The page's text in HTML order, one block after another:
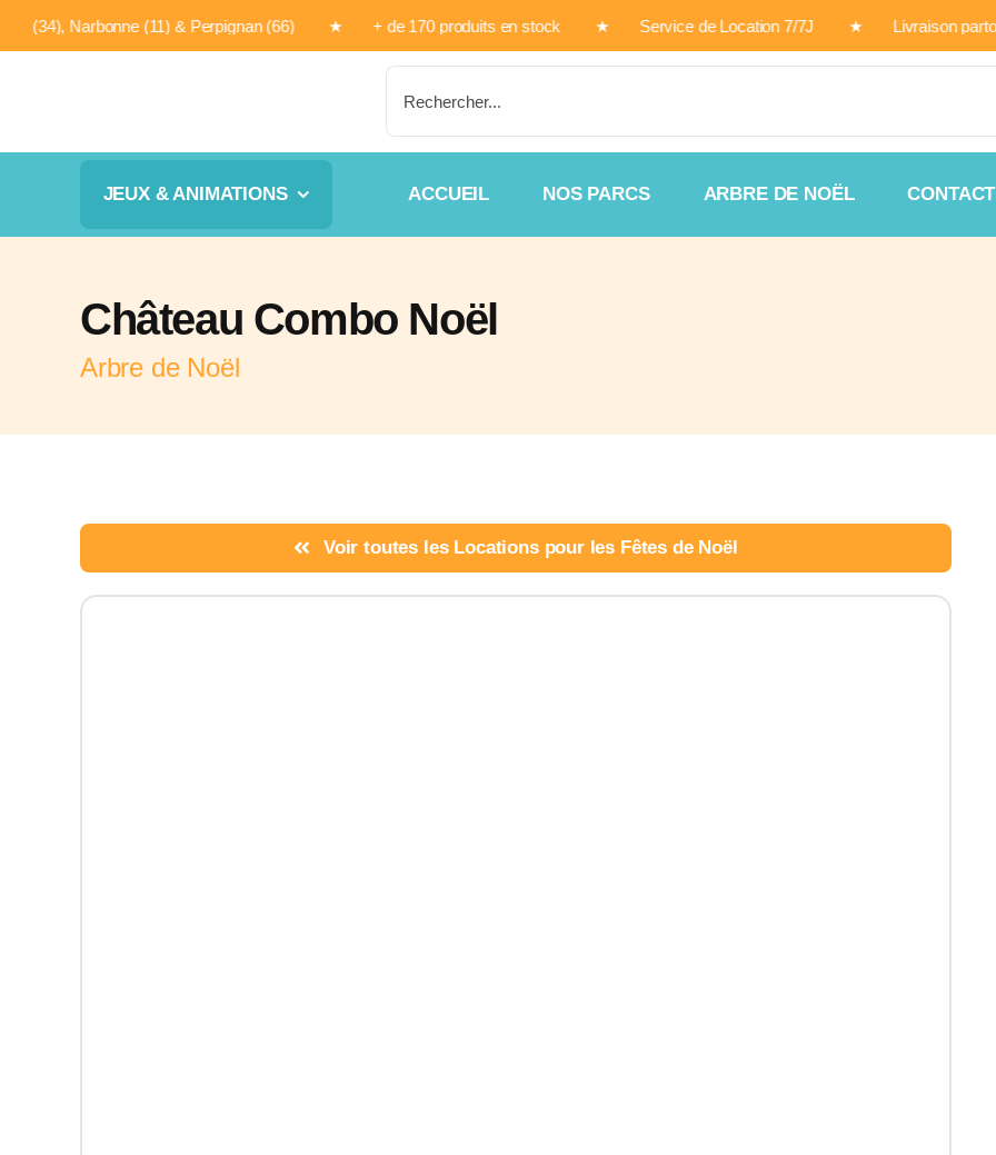
Passer
au
(34), Narbonne (11) & Perpignan (66) ★ + de 170 produits en stock ★ Service de Location 7/7J ★ Livraison
JEUX & ANIMATIONS ACCUEIL NOS PARCS ARBRE DE NOËL CONTACT
Château Combo Noël
Arbre de Noël
Voir toutes les Locations pour les Fêtes de Noël